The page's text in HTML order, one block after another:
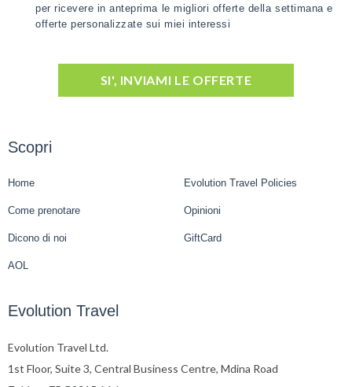
per ricevere in anteprima le migliori offerte della settimana e
offerte personalizzate sui miei interessi
SI', INVIAMI LE OFFERTE
Scopri
Home Evolution Travel Policies
Come prenotare Opinioni
Dicono di noi GiftCard
AOL
Evolution Travel
Evolution Travel Ltd.
1st Floor, Suite 3, Central Business Centre, Mdina Road